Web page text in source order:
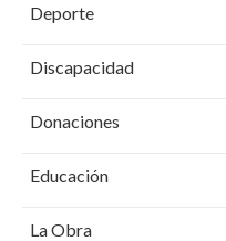
Deporte
Discapacidad
Donaciones
Educación
La Obra